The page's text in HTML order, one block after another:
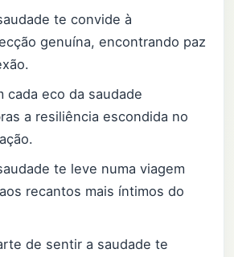
te convide à
genuína, encontrando paz
cada eco da saudade
a resiliência escondida no
te leve numa viagem
recantos mais íntimos do
de sentir a saudade te